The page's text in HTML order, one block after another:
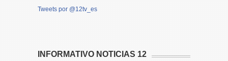
Tweets por @12tv_es
INFORMATIVO NOTICIAS 12